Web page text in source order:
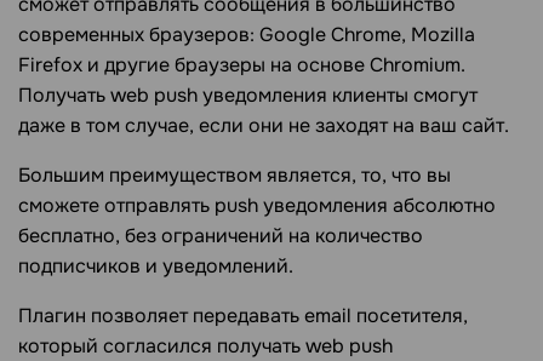
современных браузеров: Google Chrome, Mozilla
Firefox и другие браузеры на основе Chromium.
Получать web push уведомления клиенты смогут
даже в том случае, если они не заходят на ваш сайт.
Большим преимуществом является, то, что вы
сможете отправлять push уведомления абсолютно
бесплатно, без ограничений на количество
подписчиков и уведомлений.
Плагин позволяет передавать email посетителя,
который согласился получать web push